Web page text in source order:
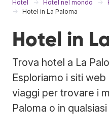
Hotel Hotel nel mondo
Hotel in La Paloma
Hotel in
Trova hotel a La
Esploriamo i siti
viaggi per trovare i
Paloma o in